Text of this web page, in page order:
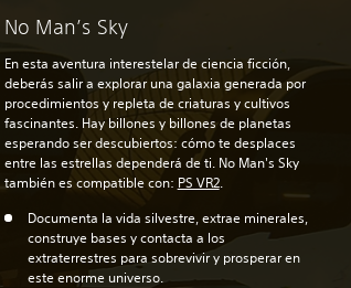
No Man’s Sky
En esta aventura interestelar de ciencia ficción,
deberás salir a explorar una galaxia generada por
procedimientos y repleta de criaturas y cultivos
fascinantes. Hay billones y billones de planetas
esperando ser descubiertos: cómo te desplaces
entre las estrellas dependerá de ti. No Man's Sky
también es compatible con: PS VR2.
Documenta la vida silvestre, extrae minerales,
construye bases y contacta a los
extraterrestres para sobrevivir y prosperar en
este enorme universo.